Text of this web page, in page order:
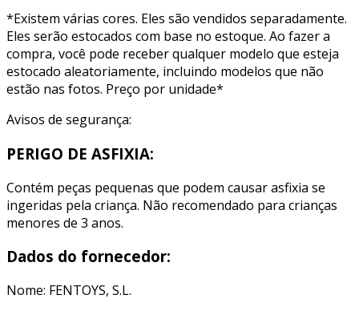
*Existem várias cores. Eles são vendidos separadamente.
Eles serão estocados com base no estoque. Ao fazer a
compra, você pode receber qualquer modelo que esteja
estocado aleatoriamente, incluindo modelos que não
estão nas fotos. Preço por unidade*
Avisos de segurança:
PERIGO DE ASFIXIA:
Contém peças pequenas que podem causar asfixia se
ingeridas pela criança. Não recomendado para crianças
menores de 3 anos.
Dados do fornecedor:
Nome: FENTOYS, S.L.